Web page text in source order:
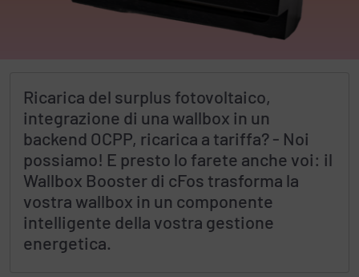
Ricarica del surplus fotovoltaico,
integrazione di una wallbox in un
backend OCPP, ricarica a tariffa? - Noi
possiamo! E presto lo farete anche voi: il
Wallbox Booster di cFos trasforma la
vostra wallbox in un componente
intelligente della vostra gestione
energetica.